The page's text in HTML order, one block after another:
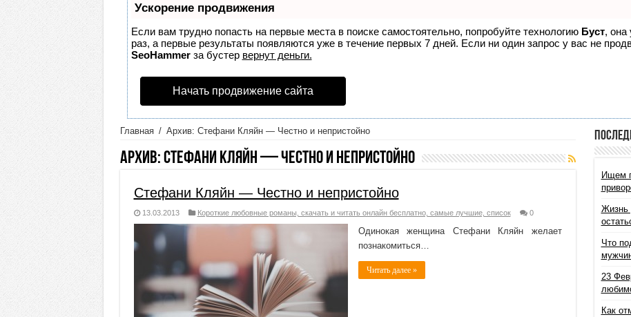
Ускорение продвижения
Если вам трудно попасть на первые места в поиске самостоятельно, попробуйте технологию Буст, она
раз, а первые результаты появляются уже в течение первых 7 дней. Если ни один запрос у вас не
SeoHammerза бустер вернут деньги.
Начать продвижение сайта
Главная / Архив: Стефани Кляйн — Честно и непристойно
Архив:Стефани Кляйн — Честно и непристойно
Стефани Кляйн — Честно и непристойно
13.03.2013 Короткие любовные романы, скачать и читать онлайн бесплатно, самые лучшие, список 0
Одинокая женщина Стефани Кляйн желает
познакомиться…
Читать далее »
Ищем
Жизнь
Что
23
Как